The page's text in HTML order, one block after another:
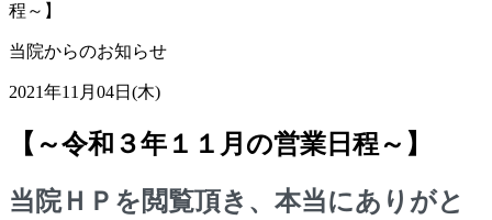
程～】
当院からのお知らせ
2021年11月04日(木)
【～令和３年１１月の営業日程～】
当院ＨＰを閲覧頂き、本当にありがと